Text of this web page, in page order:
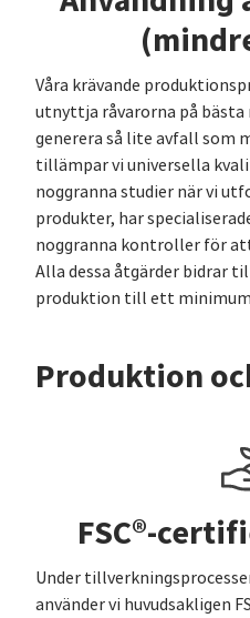
Våra krävande
utnyttja råvarorna på
generera så lite avfall som
tillämpar vi universella
noggranna studier när vi
produkter, har
noggranna kontroller för
Alla dessa åtgärder bidrar
produktion till ett
Produktion
FSC®-
Under
använder vi huvudsakligen